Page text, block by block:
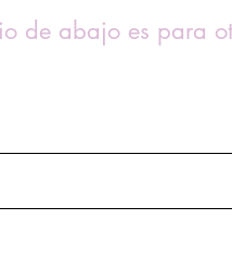
de abajo es para